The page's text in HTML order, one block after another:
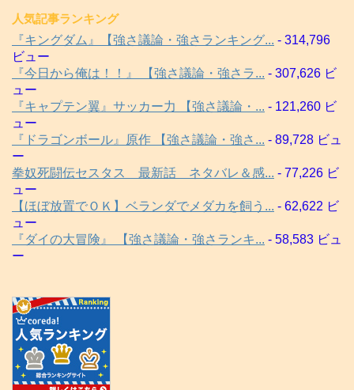
人気記事ランキング
『キングダム』【強さ議論・強さランキング... - 314,796
ビュー
『今日から俺は！！』 【強さ議論・強さラ... - 307,626 ビ
ュー
『キャプテン翼』サッカー力 【強さ議論・... - 121,260 ビ
ュー
『ドラゴンボール』原作 【強さ議論・強さ... - 89,728 ビュ
ー
拳奴死闘伝セスタス 最新話 ネタバレ＆感... - 77,226 ビ
ュー
【ほぼ放置でＯＫ】ベランダでメダカを飼う... - 62,622 ビ
ュー
『ダイの大冒険』 【強さ議論・強さランキ... - 58,583 ビュ
ー